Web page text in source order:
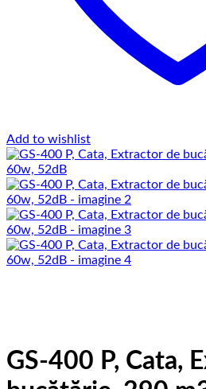
Add to wishlist
GS-400 P, Cata,